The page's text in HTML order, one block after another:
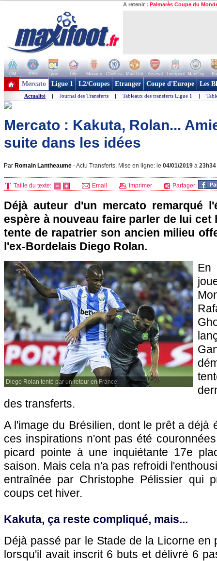
A retenir : Palmarès Coupe du
OM PSG Lyon Lille Monaco Chelsea Man Utd Arsenal Liverpool ManCity
+ de clubs
Mercato Ligue 1 L2/Coupes Etranger Coupe d'Europe Les
Actualité | Journal des Transferts | Tableaux des transferts Ligue 1 |
Mercato : Kakuta, Rolan...
suite dans les idées
Par Romain Lantheaume -Actu Transferts, Mise en ligne: le 04/01/2019 à 23h34
Taille du texte: Email Imprimer Partager:
Déjà auteur d'un mercato remarqué
espère à nouveau faire parler de lui cet
tente de rapatrier son ancien milieu
l'ex-Bordelais Diego Rolan.
Diego Rolan tenté par un retour en France.
des transferts.
A l'image du Brésilien, dont le prêt a déjà
ces inspirations n'ont pas été
picard pointe à une inquiétante 17e
saison. Mais cela n'a pas refroidi
entraînée par Christophe Pélissier qui
coups cet hiver.
Kakuta, ça reste compliqué, mais...
Déjà passé par le Stade de la Licorne en
lorsqu'il avait inscrit 6 buts et délivré 6